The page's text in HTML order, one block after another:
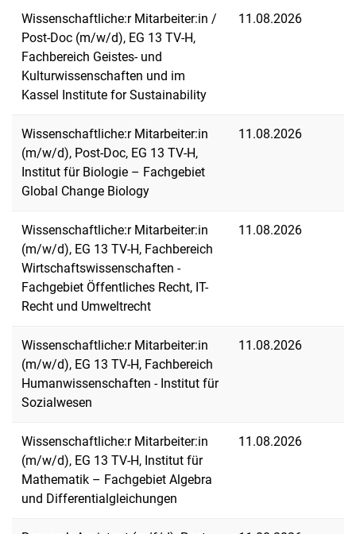
Wissenschaftliche:r Mitarbeiter:in /
Post-Doc (m/w/d), EG 13 TV-H,
Fachbereich Geistes- und
Kulturwissenschaften und im
Kassel Institute for Sustainability
11.08.2026
Wissenschaftliche:r Mitarbeiter:in
(m/w/d), Post-Doc, EG 13 TV-H,
Institut für Biologie – Fachgebiet
Global Change Biology
11.08.2026
Wissenschaftliche:r Mitarbeiter:in
(m/w/d), EG 13 TV-H, Fachbereich
Wirtschaftswissenschaften -
Fachgebiet Öffentliches Recht, IT-
Recht und Umweltrecht
11.08.2026
Wissenschaftliche:r Mitarbeiter:in
(m/w/d), EG 13 TV-H, Fachbereich
Humanwissenschaften - Institut für
Sozialwesen
11.08.2026
Wissenschaftliche:r Mitarbeiter:in
(m/w/d), EG 13 TV-H, Institut für
Mathematik – Fachgebiet Algebra
und Differentialgleichungen
11.08.2026